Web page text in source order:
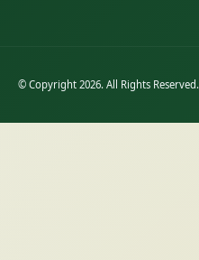
© Copyright 2026. All Rights Reserved.